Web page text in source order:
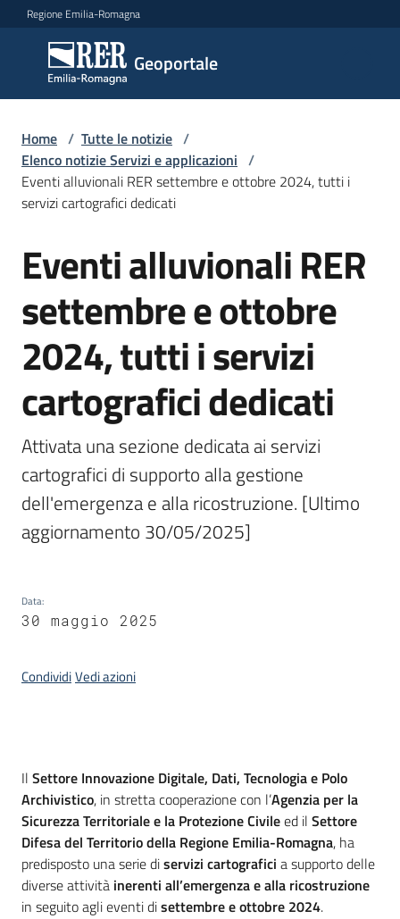
Vai al contenuto
Vai alla navigazione
Vai al footer
Regione Emilia-Romagna
Geoportale
Geoportale
Catalogo
dati,
servizi
e
Visualizza
dati
on-
line
i
dati
Approfondimenti
Home / Tutte le notizie /
Elenco notizie Servizi e applicazioni /
Eventi alluvionali RER settembre e ottobre 2024, tutti i
servizi cartografici dedicati
Salta al contenuto
Eventi alluvionali RER
settembre e ottobre
2024, tutti i servizi
cartografici dedicati
Attivata una sezione dedicata ai servizi
cartografici di supporto alla gestione
dell'emergenza e alla ricostruzione. [Ultimo
aggiornamento 30/05/2025]
Data:
30 maggio 2025
CondividiVedi azioni
Introduzione
Il Settore Innovazione Digitale, Dati, Tecnologia e Polo
Archivistico, in stretta cooperazione con l’Agenzia per la
Sicurezza Territoriale e la Protezione Civileed il Settore
Difesa del Territorio della Regione Emilia-Romagna, ha
predisposto una serie diservizi cartografici a supporto delle
diverse attività inerenti all’emergenza e alla ricostruzione
in seguito agli eventi disettembre e ottobre 2024.